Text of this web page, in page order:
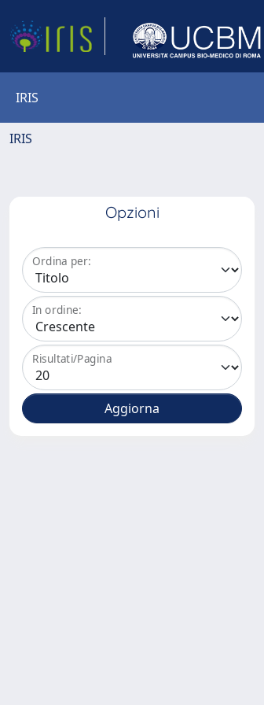
IRIS
IRIS
Opzioni
Ordina per:
In ordine:
Risultati/Pagina